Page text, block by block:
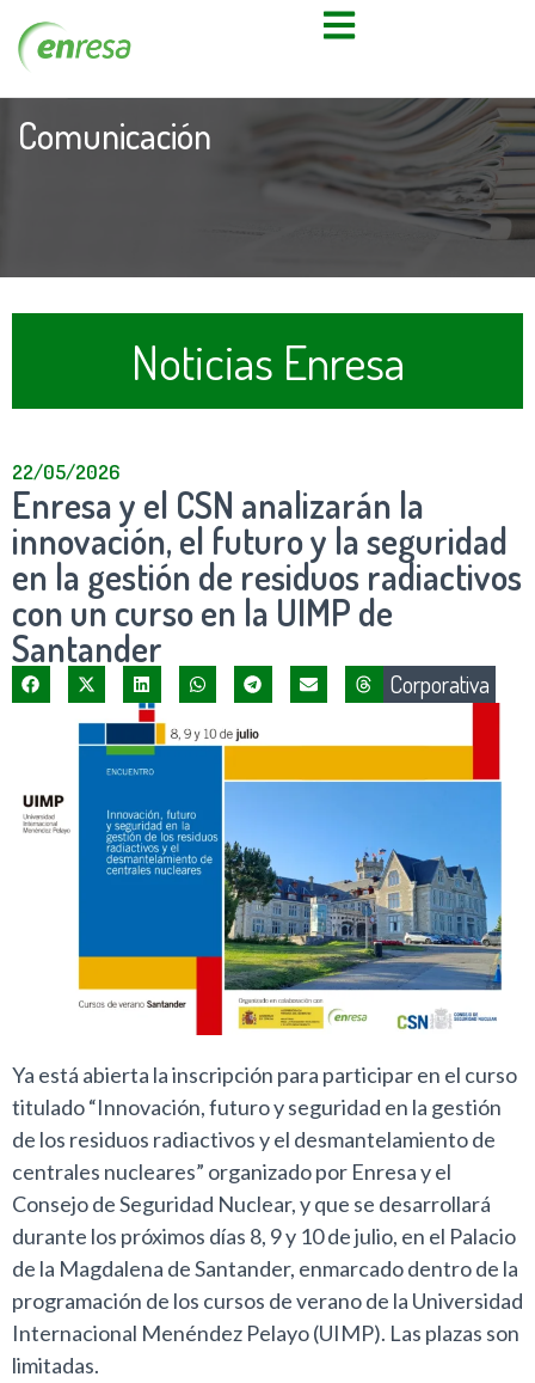
Comunicación
Noticias Enresa
22/05/2026
Enresa y el CSN analizarán la
innovación, el futuro y la seguridad
en la gestión de residuos radiactivos
con un curso en la UIMP de
Santander
Corporativa
Ya está abierta la inscripción para participar en el curso
titulado “Innovación, futuro y seguridad en la gestión
de los residuos radiactivos y el desmantelamiento de
centrales nucleares” organizado por Enresa y el
Consejo de Seguridad Nuclear, y que se desarrollará
durante los próximos días 8, 9 y 10 de julio, en el Palacio
de la Magdalena de Santander, enmarcado dentro de la
programación de los cursos de verano de la Universidad
Internacional Menéndez Pelayo (UIMP). Las plazas son
limitadas.